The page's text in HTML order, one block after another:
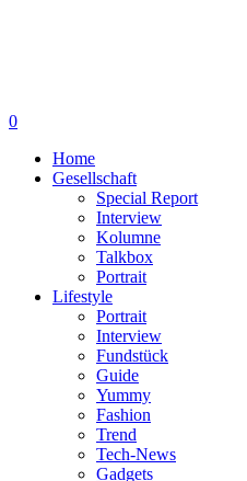
0
Home
Gesellschaft
Special Report
Interview
Kolumne
Talkbox
Portrait
Lifestyle
Portrait
Interview
Fundstück
Guide
Yummy
Fashion
Trend
Tech-News
Gadgets